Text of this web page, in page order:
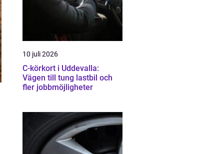
10 juli 2026
C-körkort i Uddevalla:
Vägen till tung lastbil och
fler jobbmöjligheter